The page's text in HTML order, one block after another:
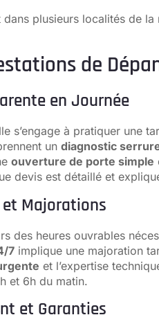
dans plusieurs localités de la
de
en Journée
s’engage à pratiquer une
un diagnostic
ouverture de porte simple
devis est détaillé et
et Majorations
des heures ouvrables
7 implique une majoration
et l’expertise
et 6h du matin.
et Garanties